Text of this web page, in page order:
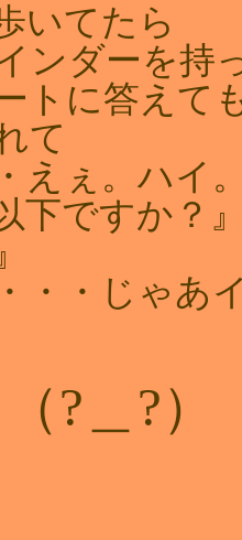
いてたら
ンダーを持
トに答えて
て
えぇ。ハイ
下ですか？
・・じゃあ
?）